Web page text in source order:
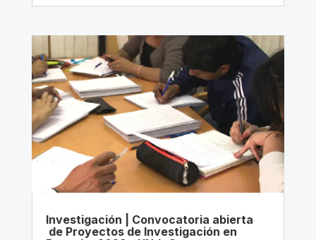
Investigación | Convocatoria abierta
de Proyectos de Investigación en